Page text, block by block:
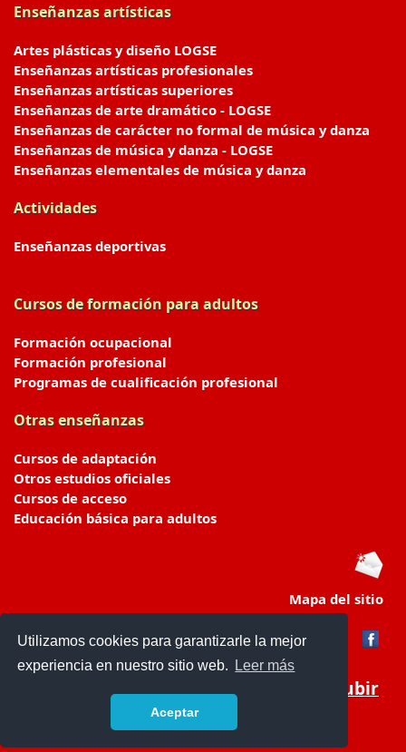
Utilizamos cookies para garantizarle la mejor
experiencia en nuestro sitio web.
Leer más
Aceptar
Enseñanzas artísticas
Artes plásticas y diseño LOGSE
Enseñanzas artísticas profesionales
Enseñanzas artísticas superiores
Enseñanzas de arte dramático - LOGSE
Enseñanzas de carácter no formal de música y danza
Enseñanzas de música y danza - LOGSE
Enseñanzas elementales de música y danza
Actividades
Enseñanzas deportivas
Cursos de formación para adultos
Formación ocupacional
Formación profesional
Programas de cualificación profesional
Otras enseñanzas
Cursos de adaptación
Otros estudios oficiales
Cursos de acceso
Educación básica para adultos
Mapa del sitio
Subir